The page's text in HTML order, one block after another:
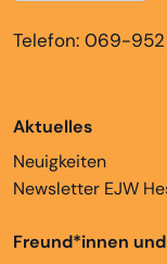
Telefon: 069-952
Aktuelles
Neuigkeiten
Newsletter EJW
Freund*innen